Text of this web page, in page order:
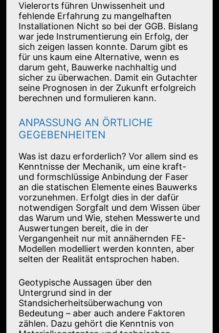
Vielerorts führen Unwissenheit und
fehlende Erfahrung zu mangelhaften
Installationen Nicht so bei der GGB. Bislang
war jede Instrumentierung ein Erfolg, der
sich zeigen lassen konnte. Darum gibt es
für uns kaum eine Alternative, wenn es
darum geht, Bauwerke nachhaltig und
sicher zu überwachen. Damit ein Gutachter
seine Prognosen in der Zukunft erfolgreich
berechnen und formulieren kann.
ANPASSUNG AN ÖRTLICHE
GEGEBENHEITEN
Was ist dazu erforderlich? Vor allem sind es
Kenntnisse der Mechanik, um eine kraft-
und formschlüssige Anbindung der Faser
an die statischen Elemente eines Bauwerks
vorzunehmen. Erfolgt dies in der dafür
notwendigen Sorgfalt und dem Wissen über
das Warum und Wie, stehen Messwerte und
Auswertungen bereit, die in der
Vergangenheit nur mit annähernden FE-
Modellen modelliert werden konnten, aber
selten der Realität entsprochen haben.
Geotypische Aussagen über den
Untergrund sind in der
Standsicherheitsüberwachung von
Bedeutung – aber auch andere Faktoren
zählen. Dazu gehört die Kenntnis von